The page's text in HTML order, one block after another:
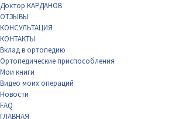
Доктор КАРДАНОВ
ОТЗЫВЫ
КОНСУЛЬТАЦИЯ
КОНТАКТЫ
Вклад в ортопедию
Ортопедические приспособления
Мои книги
Видео моих операций
Новости
FAQ
ГЛАВНАЯ